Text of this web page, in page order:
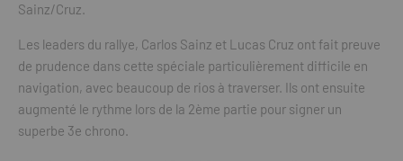
Sainz/Cruz.
Les leaders du rallye, Carlos Sainz et Lucas Cruz ont fait preuve
de prudence dans cette spéciale particulièrement difficile en
navigation, avec beaucoup de rios à traverser. Ils ont ensuite
augmenté le rythme lors de la 2ème partie pour signer un
superbe 3e chrono.